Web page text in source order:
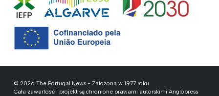
© 2026 The Portugal News - Założona w 1977 roku
Cała zawartość i projekt są chronione prawami autorskimi Anglopress